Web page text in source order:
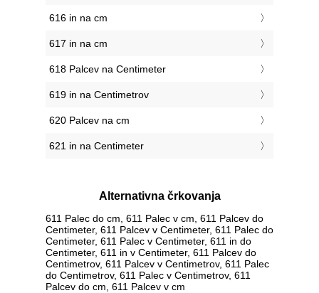
616 in na cm
617 in na cm
618 Palcev na Centimeter
619 in na Centimetrov
620 Palcev na cm
621 in na Centimeter
Alternativna črkovanja
611 Palec do cm, 611 Palec v cm, 611 Palcev do
Centimeter, 611 Palcev v Centimeter, 611 Palec do
Centimeter, 611 Palec v Centimeter, 611 in do
Centimeter, 611 in v Centimeter, 611 Palcev do
Centimetrov, 611 Palcev v Centimetrov, 611 Palec
do Centimetrov, 611 Palec v Centimetrov, 611
Palcev do cm, 611 Palcev v cm